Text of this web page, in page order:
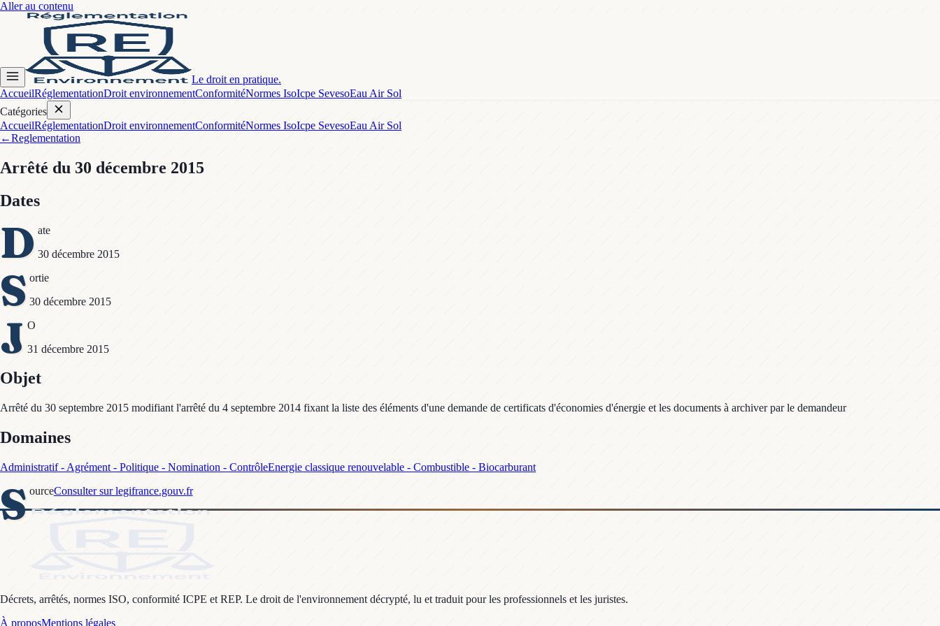
Aller au contenu
Le droit en pratique.
AccueilRéglementationDroit environnementConformitéNormes IsoIcpe SevesoEau Air Sol
Catégories
AccueilRéglementationDroit environnementConformitéNormes IsoIcpe SevesoEau Air Sol
←Reglementation
Arrêté du 30 décembre 2015
Dates
D ate
30 décembre 2015
S ortie
30 décembre 2015
J O
31 décembre 2015
Objet
Arrêté du 30 septembre 2015 modifiant l'arrêté du 4 septembre 2014 fixant la liste des éléments d'une demande de certificats d'économies d'énergie et les documents à archiver par le demandeur
Domaines
Administratif - Agrément - Politique - Nomination - ContrôleEnergie classique renouvelable - Combustible - Biocarburant
S ourceConsulter sur legifrance.gouv.fr
Décrets, arrêtés, normes ISO, conformité ICPE et REP. Le droit de l'environnement décrypté, lu et traduit pour les professionnels et les juristes.
À proposMentions légales